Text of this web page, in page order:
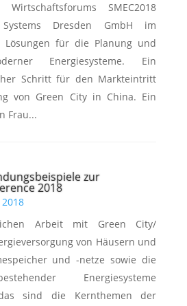
SMEC2018
Dresden GmbH im
Lösungen für die Planung und
Energiesysteme. Ein
Schritt für den Markteintritt
von Green City in China. Ein
Frau...
zur
2018
2018
Arbeit mit Green City/
von Häusern und
und -netze sowie die
Energiesysteme
sind die Kernthemen der